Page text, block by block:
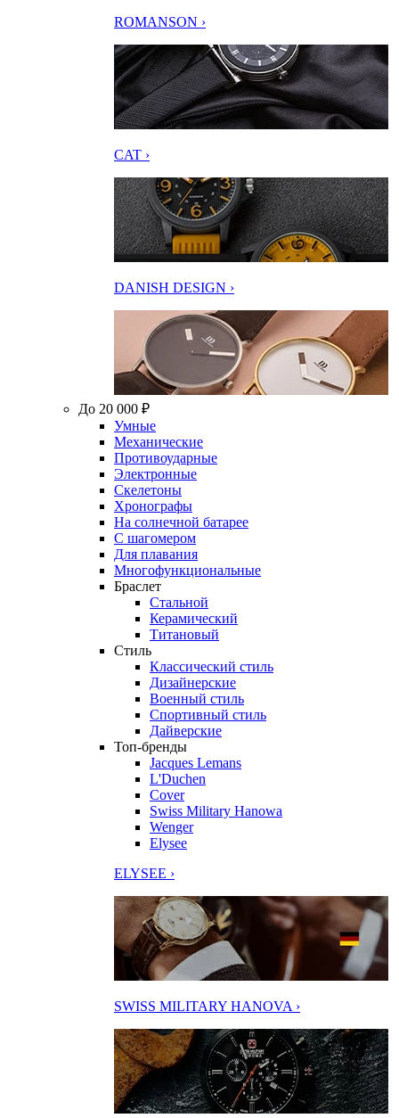
ROMANSON ›
CAT ›
DANISH DESIGN ›
До 20 000 ₽
Умные
Механические
Противоударные
Электронные
Скелетоны
Хронографы
На солнечной батарее
С шагомером
Для плавания
Многофункциональные
Браслет
Стальной
Керамический
Титановый
Стиль
Классический стиль
Дизайнерские
Военный стиль
Спортивный стиль
Дайверские
Топ-бренды
Jacques Lemans
L'Duchen
Cover
Swiss Military Hanowa
Wenger
Elysee
ELYSEE ›
SWISS MILITARY HANOVA ›